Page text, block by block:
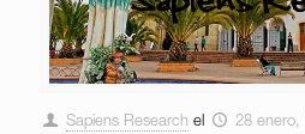
Sapiens Research el 28 enero,